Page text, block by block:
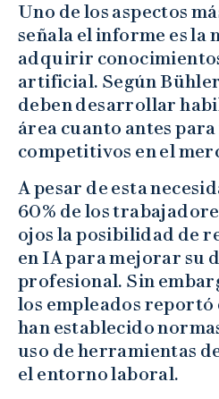
Uno de los aspectos
señala el informe es la
adquirir
artificial. Según
deben desarrollar
área cuanto antes
competitivos en el
A pesar de esta
60% de los
ojos la posibilidad de
en IA para mejorar su
profesional. Sin
los empleados reportó
han establecido
uso de herramientas
el entorno laboral.